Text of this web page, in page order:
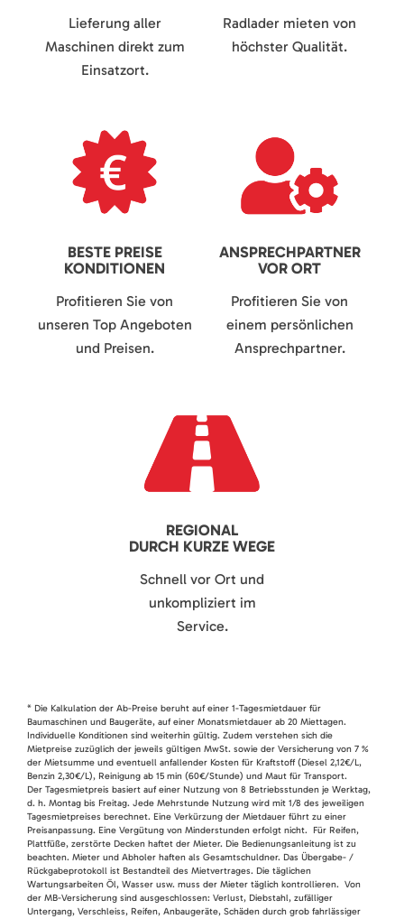
Lieferung aller
Maschinen direkt zum
Einsatzort.
Radlader mieten von
höchster Qualität.
BESTE PREISE
KONDITIONEN
Profitieren Sie von
unseren Top Angeboten
und Preisen.
ANSPRECHPARTNER
VOR ORT
Profitieren Sie von
einem persönlichen
Ansprechpartner.
REGIONAL
DURCH KURZE WEGE
Schnell vor Ort und
unkompliziert im
Service.
* Die Kalkulation der Ab-Preise beruht auf einer 1-Tagesmietdauer für
Baumaschinen und Baugeräte, auf einer Monatsmietdauer ab 20 Miettagen.
Individuelle Konditionen sind weiterhin gültig. Zudem verstehen sich die
Mietpreise zuzüglich der jeweils gültigen MwSt. sowie der Versicherung von 7 %
der Mietsumme und eventuell anfallender Kosten für Kraftstoff (Diesel 2,12€/L,
Benzin 2,30€/L), Reinigung ab 15 min (60€/Stunde) und Maut für Transport.
Der Tagesmietpreis basiert auf einer Nutzung von 8 Betriebsstunden je Werktag,
d. h. Montag bis Freitag. Jede Mehrstunde Nutzung wird mit 1/8 des jeweiligen
Tagesmietpreises berechnet. Eine Verkürzung der Mietdauer führt zu einer
Preisanpassung. Eine Vergütung von Minderstunden erfolgt nicht. Für Reifen,
Plattfüße, zerstörte Decken haftet der Mieter. Die Bedienungsanleitung ist zu
beachten. Mieter und Abholer haften als Gesamtschuldner. Das Übergabe- /
Rückgabeprotokoll ist Bestandteil des Mietvertrages. Die täglichen
Wartungsarbeiten Öl, Wasser usw. muss der Mieter täglich kontrollieren. Von
der MB-Versicherung sind ausgeschlossen: Verlust, Diebstahl, zufälliger
Untergang, Verschleiss, Reifen, Anbaugeräte, Schäden durch grob fahrlässiger